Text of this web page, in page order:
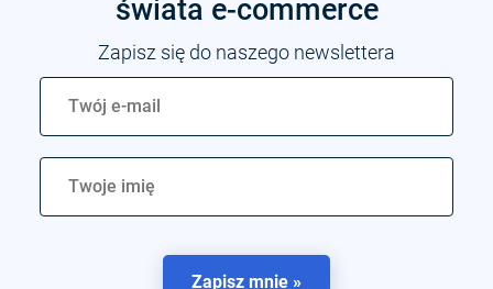
świata e-commerce
Zapisz się do naszego newslettera
Zapisz mnie »